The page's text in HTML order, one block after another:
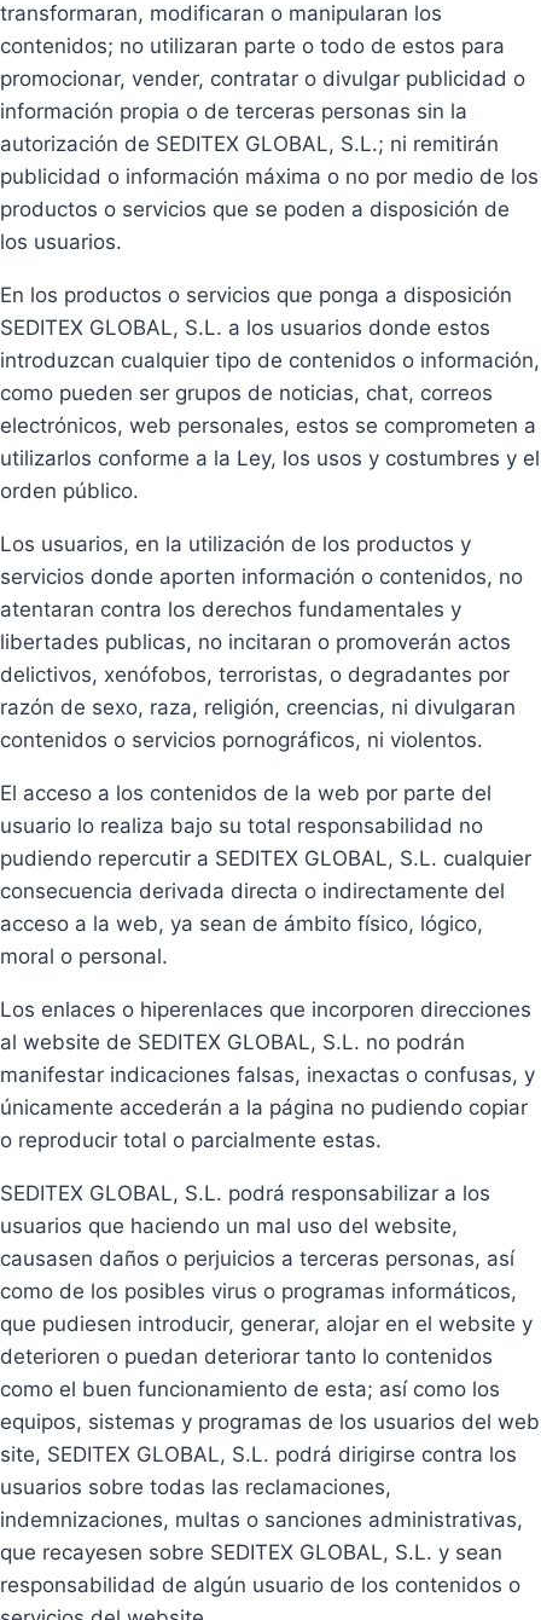
transformaran, modificaran o manipularan los
contenidos; no utilizaran parte o todo de estos para
promocionar, vender, contratar o divulgar publicidad o
información propia o de terceras personas sin la
autorización de SEDITEX GLOBAL, S.L.; ni remitirán
publicidad o información máxima o no por medio de los
productos o servicios que se poden a disposición de
los usuarios.
En los productos o servicios que ponga a disposición
SEDITEX GLOBAL, S.L. a los usuarios donde estos
introduzcan cualquier tipo de contenidos o información,
como pueden ser grupos de noticias, chat, correos
electrónicos, web personales, estos se comprometen a
utilizarlos conforme a la Ley, los usos y costumbres y el
orden público.
Los usuarios, en la utilización de los productos y
servicios donde aporten información o contenidos, no
atentaran contra los derechos fundamentales y
libertades publicas, no incitaran o promoverán actos
delictivos, xenófobos, terroristas, o degradantes por
razón de sexo, raza, religión, creencias, ni divulgaran
contenidos o servicios pornográficos, ni violentos.
El acceso a los contenidos de la web por parte del
usuario lo realiza bajo su total responsabilidad no
pudiendo repercutir a SEDITEX GLOBAL, S.L. cualquier
consecuencia derivada directa o indirectamente del
acceso a la web, ya sean de ámbito físico, lógico,
moral o personal.
Los enlaces o hiperenlaces que incorporen direcciones
al website de SEDITEX GLOBAL, S.L. no podrán
manifestar indicaciones falsas, inexactas o confusas, y
únicamente accederán a la página no pudiendo copiar
o reproducir total o parcialmente estas.
SEDITEX GLOBAL, S.L. podrá responsabilizar a los
usuarios que haciendo un mal uso del website,
causasen daños o perjuicios a terceras personas, así
como de los posibles virus o programas informáticos,
que pudiesen introducir, generar, alojar en el website y
deterioren o puedan deteriorar tanto lo contenidos
como el buen funcionamiento de esta; así como los
equipos, sistemas y programas de los usuarios del web
site, SEDITEX GLOBAL, S.L. podrá dirigirse contra los
usuarios sobre todas las reclamaciones,
indemnizaciones, multas o sanciones administrativas,
que recayesen sobre SEDITEX GLOBAL, S.L. y sean
responsabilidad de algún usuario de los contenidos o